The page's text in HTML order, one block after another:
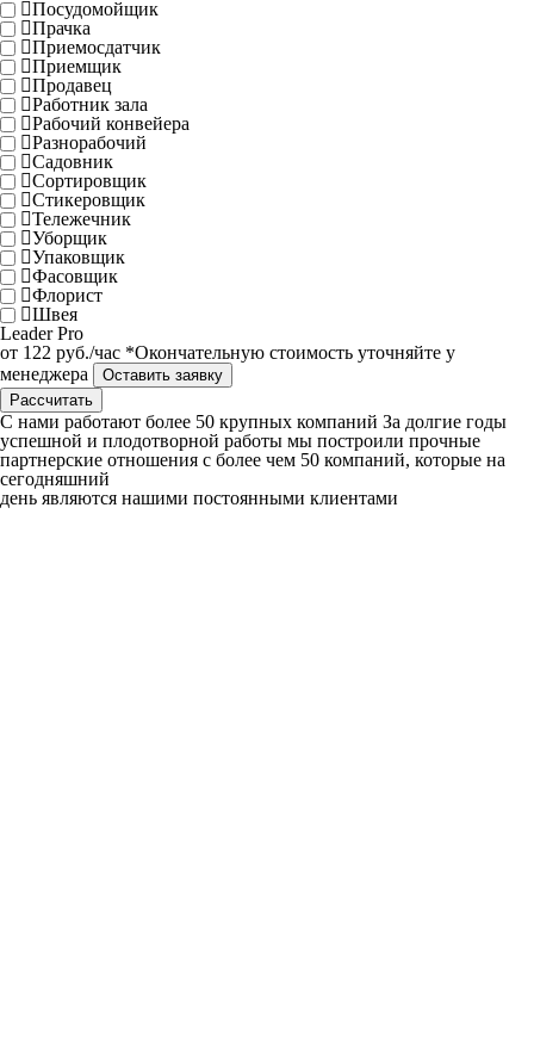
Посудомойщик
Прачка
Приемосдатчик
Приемщик
Продавец
Работник зала
Рабочий конвейера
Разнорабочий
Садовник
Сортировщик
Стикеровщик
Тележечник
Уборщик
Упаковщик
Фасовщик
Флорист
Швея
Leader Pro
от 122 руб./час *Окончательную стоимость уточняйте у
менеджера
Оставить заявку
Рассчитать
C нами работают более 50 крупных компаний За долгие годы
успешной и плодотворной работы мы построили прочные
партнерские отношения с более чем 50 компаний, которые на
сегодняшний
день являются нашими постоянными клиентами